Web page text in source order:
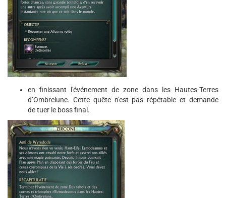
en finissant l'événement de zone dans les Hautes-Terres
d’Ombrelune. Cette quête n'est pas répétable et demande
de tuer le boss final.